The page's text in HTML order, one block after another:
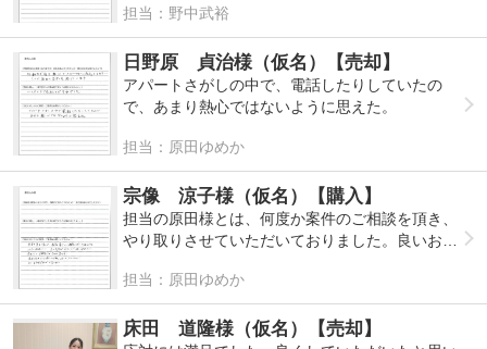
てください。
の方のおかげだと思います。
とても良い物件を購入できたと満足しています。
今後も機会がありましたら、よろしくお願いしま
す。
担当：野中武裕
日野原 貞治様（仮名）【売却】
アパートさがしの中で、電話したりしていたの
で、あまり熱心ではないように思えた。
担当：原田ゆめか
宗像 涼子様（仮名）【購入】
担当の原田様とは、何度か案件のご相談を頂き、
やり取りさせていただいておりました。良いお返
とお取引できてうれしく思います。
原田様はとても明るく、やり取りしやすくて助か
りました！
担当：原田ゆめか
床田 道隆様（仮名）【売却】